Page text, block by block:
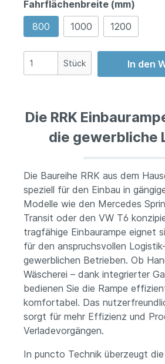
Fahrflächenbreite (mm)
800
1000 1200
Stück In den
Die RRK
die gewerbliche
Die Baureihe RRK aus dem
speziell für den Einbau in
Modelle wie den Mercedes
Transit oder den VW T6
tragfähige Einbaurampe eignet
für den anspruchsvollen
gewerblichen Betrieben. Ob
Wäscherei – dank integrierter
bedienen Sie die Rampe
komfortabel. Das
sorgt für mehr Effizienz und
Verladevorgängen.
In puncto Technik überzeugt die